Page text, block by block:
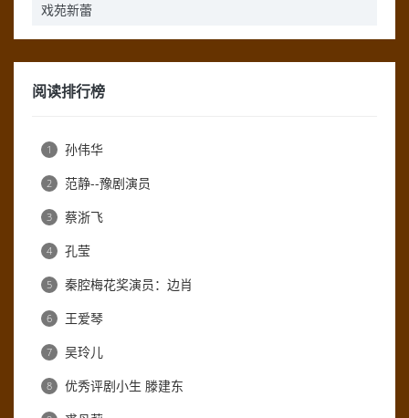
戏苑新蕾
阅读排行榜
1 孙伟华
2 范静--豫剧演员
3 蔡浙飞
4 孔莹
5 秦腔梅花奖演员：边肖
6 王爱琴
7 吴玲儿
8 优秀评剧小生 滕建东